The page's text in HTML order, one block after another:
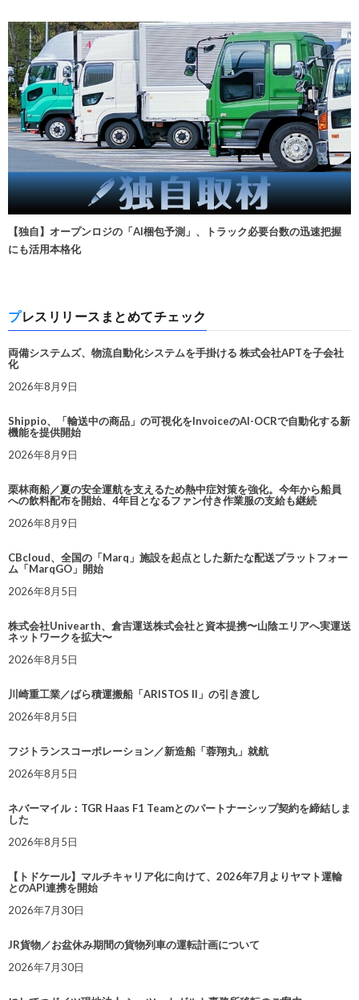
【独自】オープンロジの「AI梱包予測」、トラック必要台数の迅速把握
にも活用本格化
プレスリリースまとめてチェック
両備システムズ、物流自動化システムを手掛ける 株式会社APTを子会社
化
2026年8月9日
Shippio、「輸送中の商品」の可視化をInvoiceのAI-OCRで自動化する新
機能を提供開始
2026年8月9日
栗林商船／夏の安全運航を支えるため熱中症対策を強化。今年から船員
への飲料配布を開始、4年目となるファン付き作業服の支給も継続
2026年8月9日
CBcloud、全国の「Marq」施設を起点とした新たな配送プラットフォー
ム「MarqGO」開始
2026年8月5日
株式会社Univearth、倉吉運送株式会社と資本提携〜山陰エリアへ実運送
ネットワークを拡大〜
2026年8月5日
川崎重工業／ばら積運搬船「ARISTOS II」の引き渡し
2026年8月5日
フジトランスコーポレーション／新造船「蓉翔丸」就航
2026年8月5日
ネバーマイル：TGR Haas F1 Teamとのパートナーシップ契約を締結しま
した
2026年8月5日
【トドケール】マルチキャリア化に向けて、2026年7月よりヤマト運輸
とのAPI連携を開始
2026年7月30日
JR貨物／お盆休み期間の貨物列車の運転計画について
2026年7月30日